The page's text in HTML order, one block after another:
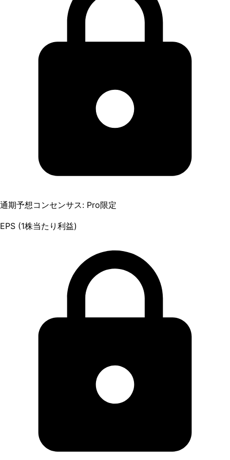
通期予想コンセンサス: Pro限定
EPS (1株当たり利益)